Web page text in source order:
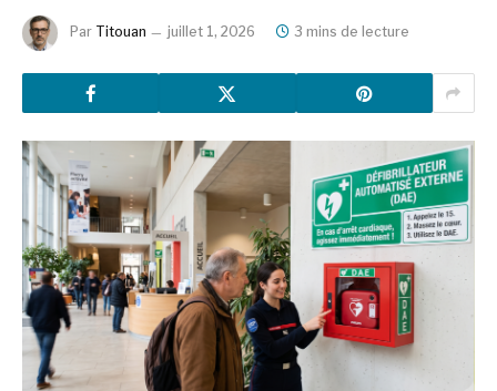
Par Titouan juillet 1, 2026 3 mins de lecture